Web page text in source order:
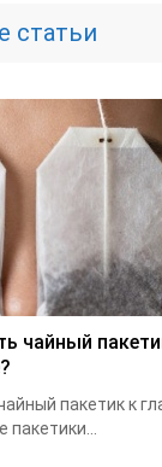
статьи
чайный
пакетик к